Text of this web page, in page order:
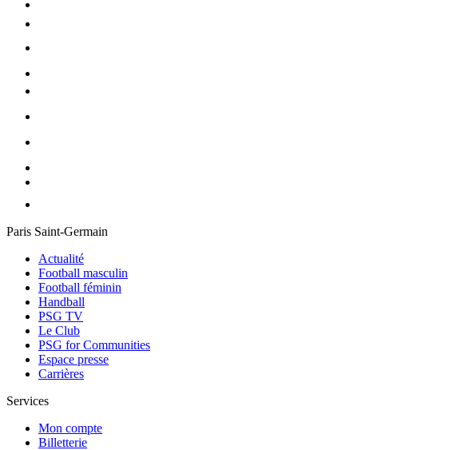
Paris Saint-Germain
Actualité
Football masculin
Football féminin
Handball
PSG TV
Le Club
PSG for Communities
Espace presse
Carrières
Services
Mon compte
Billetterie